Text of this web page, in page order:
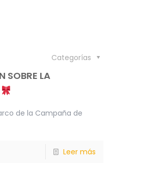
Categorías
SOBRE LA
de la Campaña de
Leer más